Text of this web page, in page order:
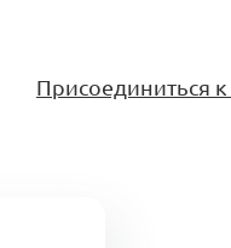
Присоединиться